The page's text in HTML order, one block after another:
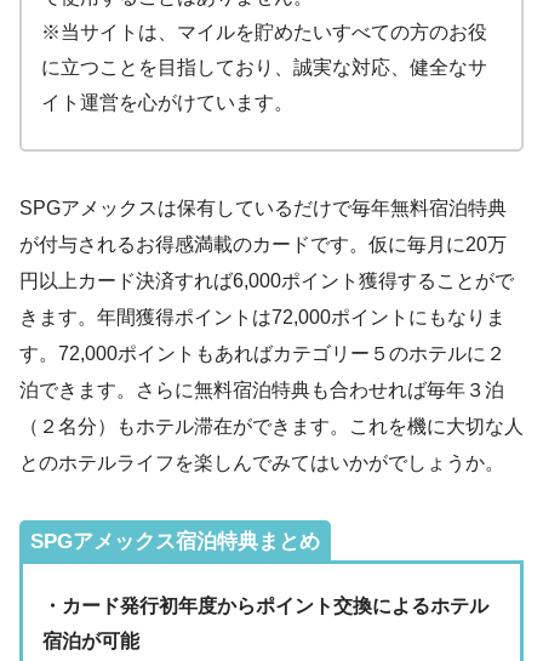
※当サイトは、マイルを貯めたいすべての方のお役
に立つことを目指しており、誠実な対応、健全なサ
イト運営を心がけています。
SPGアメックスは保有しているだけで毎年無料宿泊特典
が付与されるお得感満載のカードです。仮に毎月に20万
円以上カード決済すれば6,000ポイント獲得することがで
きます。年間獲得ポイントは72,000ポイントにもなりま
す。72,000ポイントもあればカテゴリー５のホテルに２
泊できます。さらに無料宿泊特典も合わせれば毎年３泊
（２名分）もホテル滞在ができます。これを機に大切な人
とのホテルライフを楽しんでみてはいかがでしょうか。
SPGアメックス宿泊特典まとめ
・カード発行初年度からポイント交換によるホテル
宿泊が可能